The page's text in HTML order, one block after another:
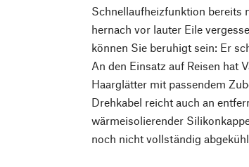
Schnellaufheizfunktion bereits
hernach vor lauter Eile
können Sie beruhigt sein: Er
An den Einsatz auf Reisen hat
Haarglätter mit passendem
Drehkabel reicht auch an
wärmeisolierender
noch nicht vollständig